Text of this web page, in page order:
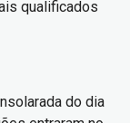
qualificados
do dia